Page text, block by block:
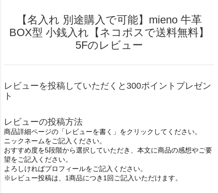
【名入れ 別途購入で可能】mieno 牛革
BOX型 小銭入れ【ネコポスで送料無料】
5Fのレビュー
レビューを投稿していただくと300ポイントプレゼン
ト
レビューの投稿方法
商品詳細ページの「レビューを書く」をクリックしてください。
ニックネームをご記入ください。
おすすめ度を5段階から選択していただき、本文に商品の感想やご要
望をご記入ください。
よろしければプロフィールをご記入ください。
※レビュー投稿は、1商品につき1回ご記入いただけます。